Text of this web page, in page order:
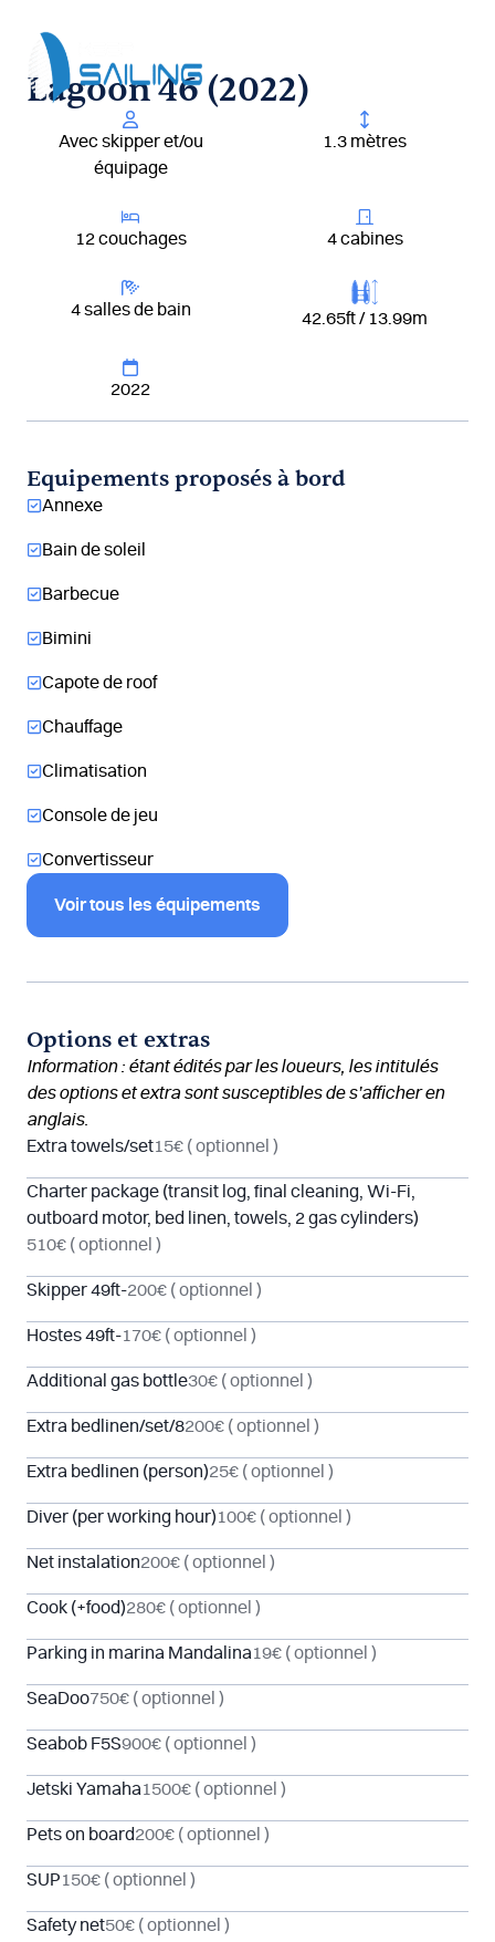
contenu
Lagoon 46 (2022)
Avec skipper et/ou
équipage
1.3 mètres
12 couchages 4 cabines
4 salles de bain 42.65ft / 13.99m
2022
Equipements proposés à bord
Annexe
Bain de soleil
Barbecue
Bimini
Capote de roof
Chauffage
Climatisation
Console de jeu
Convertisseur
Voir tous les équipements
Options et extras
Information : étant édités par les loueurs, les intitulés
des options et extra sont susceptibles de s’afficher en
anglais.
Extra towels/set15€ ( optionnel )
Charter package (transit log, final cleaning, Wi-Fi,
outboard motor, bed linen, towels, 2 gas cylinders)
510€ ( optionnel )
Skipper 49ft-200€ ( optionnel )
Hostes 49ft-170€ ( optionnel )
Additional gas bottle30€ ( optionnel )
Extra bedlinen/set/8200€ ( optionnel )
Extra bedlinen (person)25€ ( optionnel )
Diver (per working hour)100€ ( optionnel )
Net instalation200€ ( optionnel )
Cook (+food)280€ ( optionnel )
Parking in marina Mandalina19€ ( optionnel )
SeaDoo750€ ( optionnel )
Seabob F5S900€ ( optionnel )
Jetski Yamaha1500€ ( optionnel )
Pets on board200€ ( optionnel )
SUP150€ ( optionnel )
Safety net50€ ( optionnel )